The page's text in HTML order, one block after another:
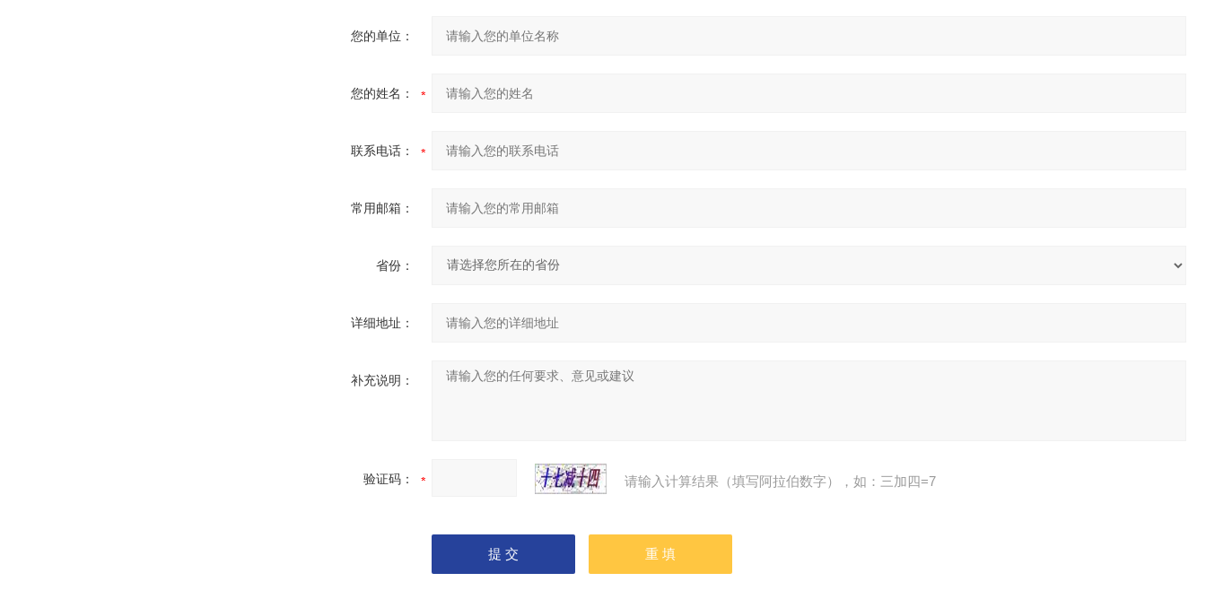
您的单位：
您的姓名：
联系电话：
常用邮箱：
省份：
详细地址：
补充说明：
验证码： 请输入计算结果（填写阿拉伯数字），如：三加四=7